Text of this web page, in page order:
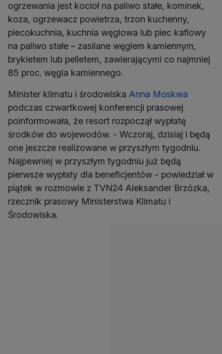
ogrzewania jest kocioł na paliwo stałe, kominek,
koza, ogrzewacz powietrza, trzon kuchenny,
piecokuchnia, kuchnia węglowa lub piec kaflowy
na paliwo stałe – zasilane węglem kamiennym,
brykietem lub pelletem, zawierającymi co najmniej
85 proc. węgla kamiennego.
Minister klimatu i środowiska Anna Moskwa
podczas czwartkowej konferencji prasowej
poinformowała, że resort rozpoczął wypłatę
środków do wojewodów. - Wczoraj, dzisiaj i będą
one jeszcze realizowane w przyszłym tygodniu.
Najpewniej w przyszłym tygodniu już będą
pierwsze wypłaty dla beneficjentów - powiedział w
piątek w rozmowie z TVN24 Aleksander Brzózka,
rzecznik prasowy Ministerstwa Klimatu i
Środowiska.